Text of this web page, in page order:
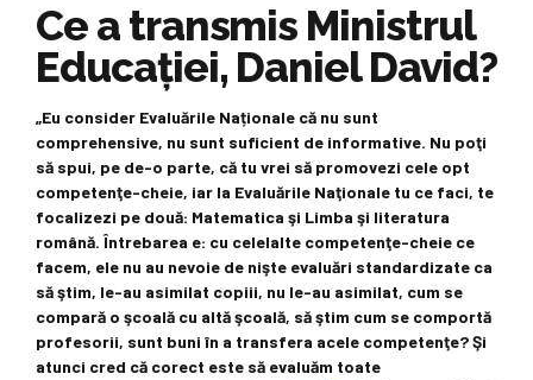
Ce a transmis Ministrul
Educației, Daniel David?
„Eu consider Evaluările Naționale că nu sunt
comprehensive, nu sunt suficient de informative. Nu poţi
să spui, pe de-o parte, că tu vrei să promovezi cele opt
competenţe-cheie, iar la Evaluările Naţionale tu ce faci, te
focalizezi pe două: Matematica şi Limba şi literatura
română. Întrebarea e: cu celelalte competenţe-cheie ce
facem, ele nu au nevoie de nişte evaluări standardizate ca
să ştim, le-au asimilat copiii, nu le-au asimilat, cum se
compară o şcoală cu altă şcoală, să ştim cum se comportă
profesorii, sunt buni în a transfera acele competenţe? Şi
atunci cred că corect este să evaluăm toate